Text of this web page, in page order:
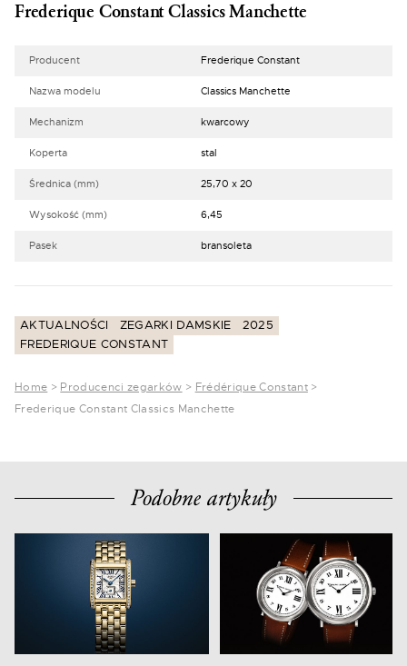
Frederique Constant Classics Manchette
Producent Frederique Constant
Nazwa modelu Classics Manchette
Mechanizm kwarcowy
Koperta stal
Średnica (mm) 25,70 x 20
Wysokość (mm) 6,45
Pasek bransoleta
AKTUALNOŚCI ZEGARKI DAMSKIE
2025
FREDERIQUE CONSTANT
Home > Producenci zegarków > Frédérique Constant>
Frederique Constant Classics Manchette
Podobne artykuły